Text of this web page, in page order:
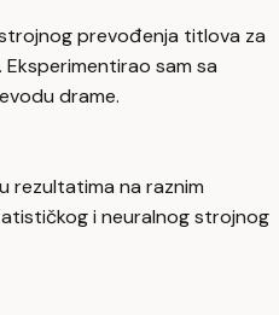
prevođenja titlova za
sam sa
drame.
rezultatima na raznim
i neuralnog strojnog